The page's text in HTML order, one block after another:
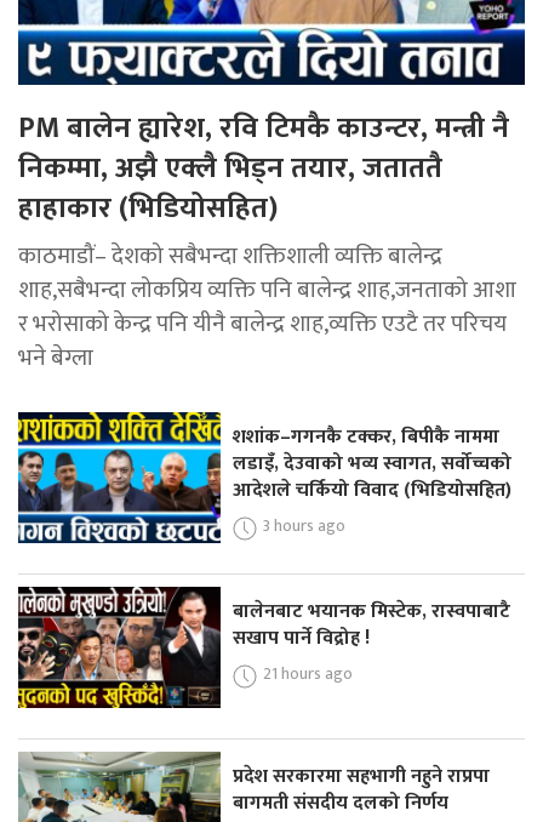
PM बालेन ह्यारेश, रवि टिमकै काउन्टर, मन्त्री नै
निकम्मा, अझै एक्लै भिड्न तयार, जताततै
हाहाकार (भिडियोसहित)
काठमाडौं– देशको सबैभन्दा शक्तिशाली व्यक्ति बालेन्द्र
शाह,सबैभन्दा लोकप्रिय व्यक्ति पनि बालेन्द्र शाह,जनताको आशा
र भरोसाको केन्द्र पनि यीनै बालेन्द्र शाह,व्यक्ति एउटै तर परिचय
भने बेग्ला
शशांक–गगनकै टक्कर, बिपीकै नाममा
लडाइँ, देउवाको भव्य स्वागत, सर्वोच्चको
आदेशले चर्कियो विवाद (भिडियोसहित)
3 hours ago
बालेनबाट भयानक मिस्टेक, रास्वपाबाटै
सखाप पार्ने विद्रोह !
21 hours ago
प्रदेश सरकारमा सहभागी नहुने राप्रपा
बागमती संसदीय दलको निर्णय